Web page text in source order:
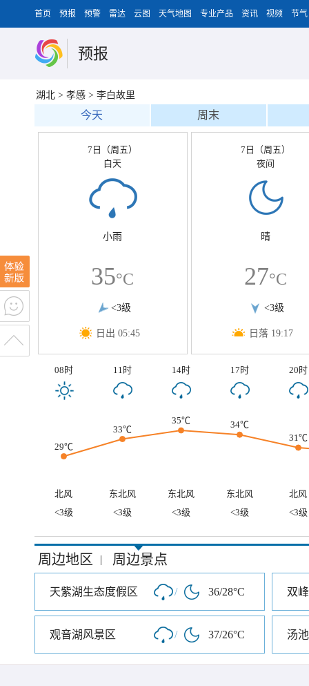
首页 预报 预警 雷达 云图 天气地图 专业产品 资讯 视频 节气
预报
湖北 > 孝感 > 李白故里
今天 周末
7日（周五）
白天
小雨
35°C
<3级
日出 05:45
7日（周五）
夜间
晴
27°C
<3级
日落 19:17
08时 11时 14时 17时 20时
29℃
33℃
35℃
34℃
31℃
北风 东北风 东北风 东北风
北风
<3级
<3级 <3级 <3级 <3级
周边地区 | 周边景点
天紫湖生态度假区 / 36/28°C 双
观音湖风景区 / 37/26°C 汤